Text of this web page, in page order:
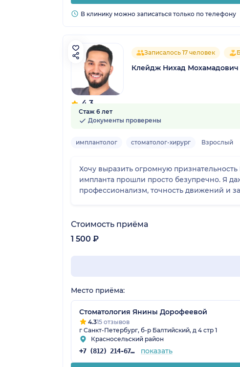
В клинику можно записаться только по телефону
4.3
6 отзывов
Записалось 17 человек
Клейдж Нихад Мохамадович
Стаж 6 лет
Документы проверены
имплантолог стоматолог-хирург Взрослый
Хочу выразить огромную
импланта прошли просто безупречно. Я
профессионализм, точность движений и
Стоимость приёма
1 500 ₽
Место приёма:
Стоматология Янины Дорофеевой
4.315 отзывов
г Санкт-Петербург, б-р Балтийский, д 4 стр 1
Красносельский район
+7 (812) 214-67-96 показать